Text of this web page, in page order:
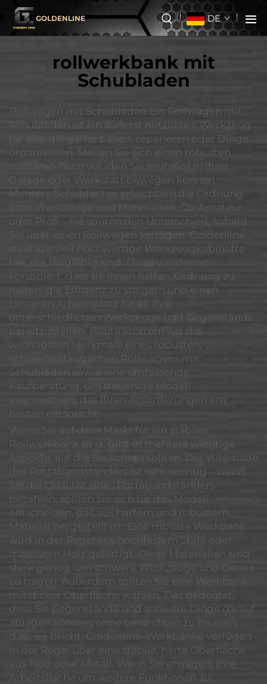
GOLDENLINE DE
rollwerkbank mit
Schubladen
Rollwagen mit Schubladen Ein Rollwagen mit
Schubladen ist ein äußerst nützliches Werkzeug
für alle, die gerne bauen, reparieren oder Dinge
organisieren. Stellen Sie sich einen robusten,
rollbaren Tisch vor, den Sie mühelos in Ihrer
Garage oder Werkstatt bewegen können.
Mehrere Schubfächer erleichtern die Ordnung
Ihrer Werkzeuge und Materialien. Ob Amateur
oder Profi – Sie spüren den Unterschied, sobald
Sie über einen Rollwagen verfügen. Goldenline
stellt speziell hochwertige Werkzeugkabinette
her, die langlebig sind. Diese werden so
konzipiert, dass sie Ihnen helfen, Ordnung zu
halten, die Effizienz zu steigern und einen
besseren Arbeitsplatz für all Ihre
unterschiedlichen Werkzeuge und Gegenstände
bereitzustellen. Heute erörtern wir die
wichtigsten Merkmale eines robusten,
schwerlasttauglichen Rollwagens mit
Schubladen sowie eine umfassende
Kaufberatung, um dasjenige Modell
auszuwählen, das Ihren Anforderungen am
besten entspricht.
Wenn Sie auf dem Markt für ein stabiles
Rollwerkbank sind, gibt es mehrere wichtige
Aspekte, auf die Sie achten sollten. Die Vutemade
des Portabandständers ist sehr wichtig – wenn
Sie die Qualität eines Portabandständers
bezahlen, sollten Sie sich für das Modell
entscheiden, das aus hartem und robustem
Material hergestellt ist. Eine robuste Werkbank
wird in der Regel aus hochfestem Stahl oder
massivem Holz gefertigt. Diese Materialien sind
stark genug, um schwere Werkzeuge und Geräte
zu tragen. Außerdem sollten Sie eine Werkbank
mit dicker Oberfläche wählen. Das bedeutet,
dass Sie Gegenstände und schwere Dinge darauf
ablegen können, ohne befürchten zu müssen,
dass sie bricht. Goldenline-Werkbänke verfügen
in der Regel über eine stabile, harte Oberfläche
aus Holz oder Metall. Wenn Sie erwägen, Ihre
Arbeitsfläche um weitere Funktionen zu